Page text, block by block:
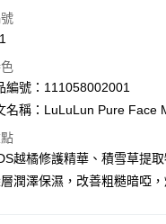
Pay
編號：111058002001
名稱：LuLuLun Pure Face
越橘修護精華、積雪草提
潤澤保濕，改善粗糙暗啞